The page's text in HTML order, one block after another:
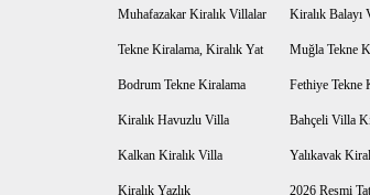
Muhafazakar Kiralık Villalar Kiralık Balayı
Tekne Kiralama, Kiralık Yat Muğla Tekne
Bodrum Tekne Kiralama Fethiye Tekne
Kiralık Havuzlu Villa Bahçeli Villa
Kalkan Kiralık Villa Yalıkavak
Kiralık Yazlık 2026 Resmi